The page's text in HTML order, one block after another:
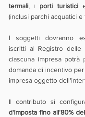
termali, i porti turistici
(inclusi parchi acquatici e
I soggetti dovranno
iscritti al Registro
ciascuna impresa potrà
domanda di incentivo
impresa oggetto
Il contributo si